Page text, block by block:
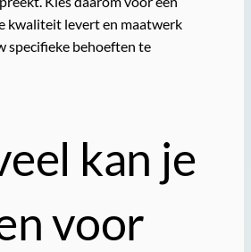
kwaliteit levert en maatwerk
specifieke behoeften te
kan je
voor